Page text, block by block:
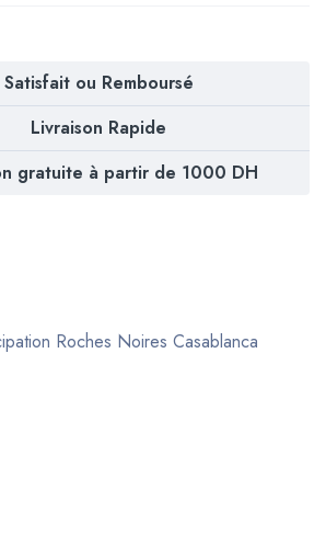
Satisfait ou Remboursé
Livraison Rapide
gratuite à partir de 1000 DH
Roches Noires Casablanca